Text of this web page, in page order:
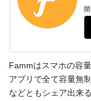
Fammはスマホの容
アプリで全て容量無
などともシェア出来